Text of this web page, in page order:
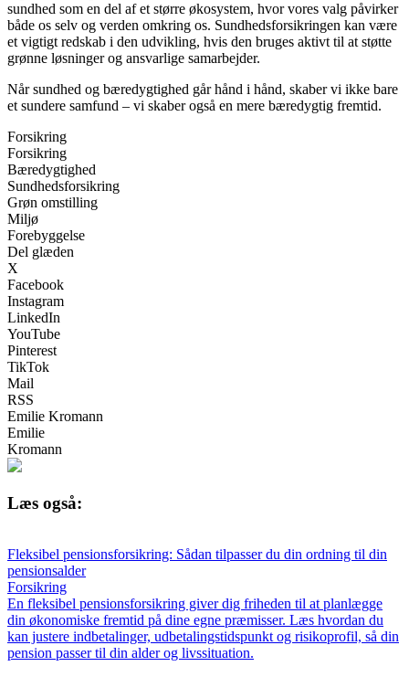
sundhed som en del af et større økosystem, hvor vores valg påvirker
både os selv og verden omkring os. Sundhedsforsikringen kan være
et vigtigt redskab i den udvikling, hvis den bruges aktivt til at støtte
grønne løsninger og ansvarlige samarbejder.
Når sundhed og bæredygtighed går hånd i hånd, skaber vi ikke bare
et sundere samfund – vi skaber også en mere bæredygtig fremtid.
Forsikring
Forsikring
Bæredygtighed
Sundhedsforsikring
Grøn omstilling
Miljø
Forebyggelse
Del glæden
X
Facebook
Instagram
LinkedIn
YouTube
Pinterest
TikTok
Mail
RSS
Emilie Kromann
Emilie
Kromann
Læs også:
Fleksibel pensionsforsikring: Sådan tilpasser du din ordning til din
pensionsalder
Forsikring
En fleksibel pensionsforsikring giver dig friheden til at planlægge
din økonomiske fremtid på dine egne præmisser. Læs hvordan du
kan justere indbetalinger, udbetalingstidspunkt og risikoprofil, så din
pension passer til din alder og livssituation.